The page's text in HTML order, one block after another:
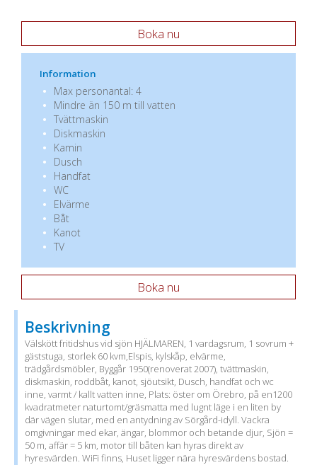
Boka nu
Information
Max personantal: 4
Mindre än 150 m till vatten
Tvättmaskin
Diskmaskin
Kamin
Dusch
Handfat
WC
Elvärme
Båt
Kanot
TV
Boka nu
Beskrivning
Välskött fritidshus vid sjön HJÄLMAREN, 1 vardagsrum, 1 sovrum +
gäststuga, storlek 60 kvm,Elspis, kylskåp, elvärme,
trädgårdsmöbler, Byggår 1950(renoverat 2007), tvättmaskin,
diskmaskin, roddbåt, kanot, sjöutsikt, Dusch, handfat och wc
inne, varmt / kallt vatten inne, Plats: öster om Örebro, på en1200
kvadratmeter naturtomt/gräsmatta med lugnt läge i en liten by
där vägen slutar, med en antydning av Sörgård-idyll. Vackra
omgivningar med ekar, ängar, blommor och betande djur, Sjön =
50 m, affär = 5 km, motor till båten kan hyras direkt av
hyresvärden. WiFi finns, Huset ligger nära hyresvärdens bostad.